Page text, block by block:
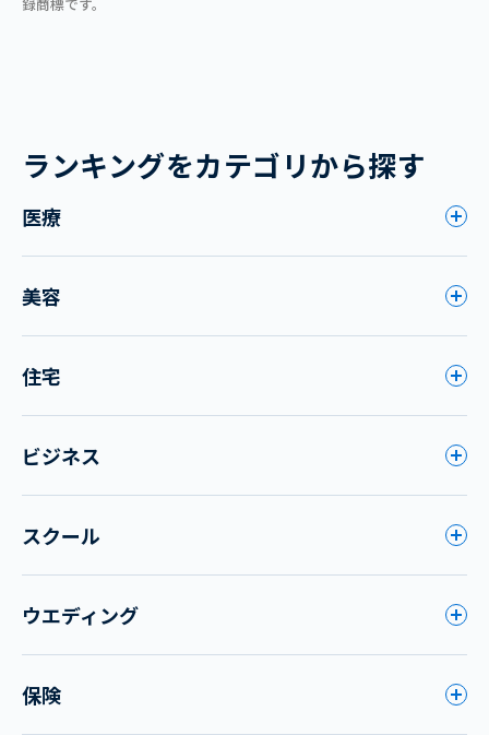
ランキングをカテゴリから探す
医療
美容
住宅
ビジネス
スクール
ウエディング
保険